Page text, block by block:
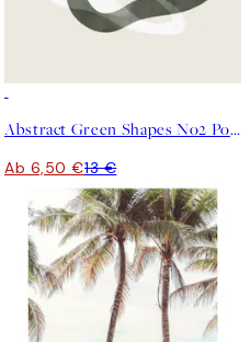
Abstract Green Shapes No2 Poster
Ab 6,50 €13 €